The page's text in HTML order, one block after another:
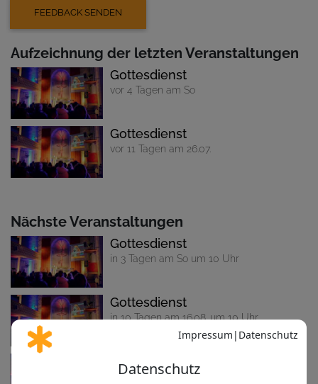
Aufzeichnung der letzten Veranstaltungen
Gottesdienst
vor 4 Tagen am So
Gottesdienst
vor 11 Tagen am 26.07.
Nächste Veranstaltungen
Gottesdienst
in 3 Tagen am So um 10 Uhr
Gottesdienst
in 10 Tagen am 16.08. um 10 Uhr
Gottesdienst
in 17 Tagen am 23.08. um 10 Uhr